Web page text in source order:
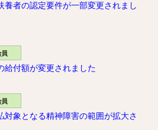
養者の認定要件が一部変更されまし
員
給付額が変更されました
員
対象となる精神障害の範囲が拡大さ